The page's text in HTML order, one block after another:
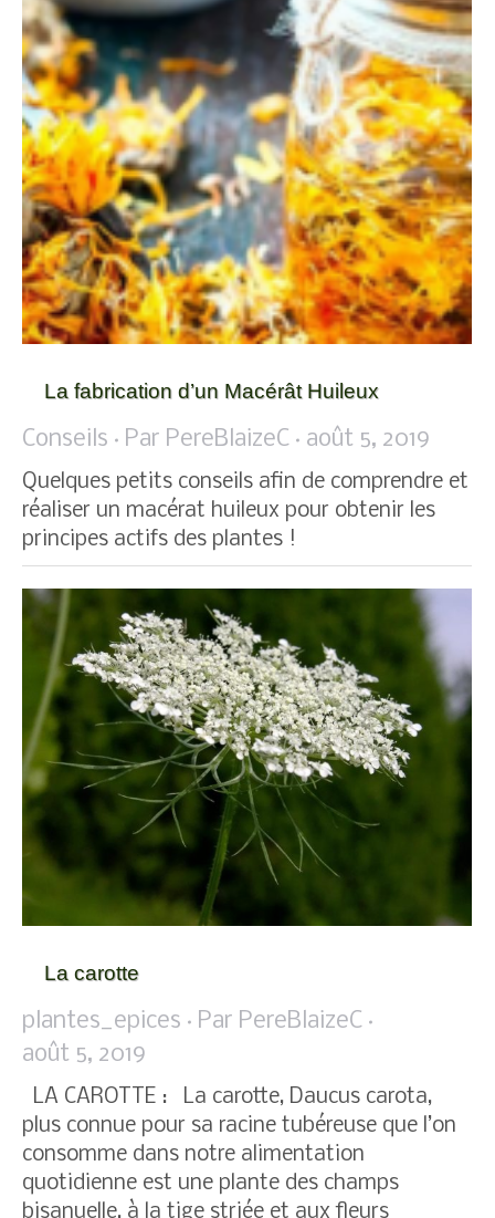
La fabrication d’un Macérât Huileux
Conseils Par PereBlaizeC août 5, 2019
Quelques petits conseils afin de comprendre et
réaliser un macérat huileux pour obtenir les
principes actifs des plantes !
La carotte
plantes_epices Par PereBlaizeC
août 5, 2019
LA CAROTTE : La carotte, Daucus carota,
plus connue pour sa racine tubéreuse que l’on
consomme dans notre alimentation
quotidienne est une plante des champs
bisanuelle, à la tige striée et aux fleurs